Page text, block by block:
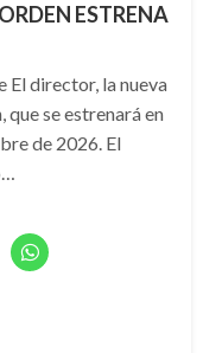
ESTRENA
director, la nueva
se estrenará en
de 2026. El